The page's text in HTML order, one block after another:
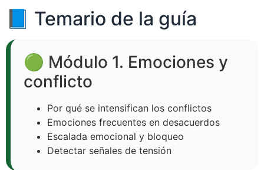
📘 Temario de la guía
🟢 Módulo 1. Emociones y
conflicto
Por qué se intensifican los conflictos
Emociones frecuentes en desacuerdos
Escalada emocional y bloqueo
Detectar señales de tensión